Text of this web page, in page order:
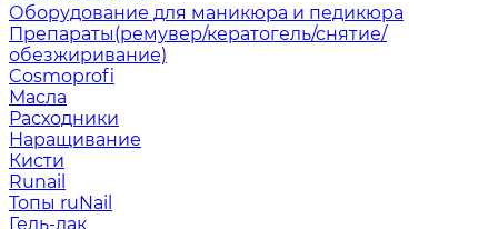
Оборудование для маникюра и педикюра
Препараты(ремувер/кератогель/снятие/
обезжиривание)
Cosmoprofi
Масла
Расходники
Наращивание
Кисти
Runail
Топы ruNail
Гель-лак